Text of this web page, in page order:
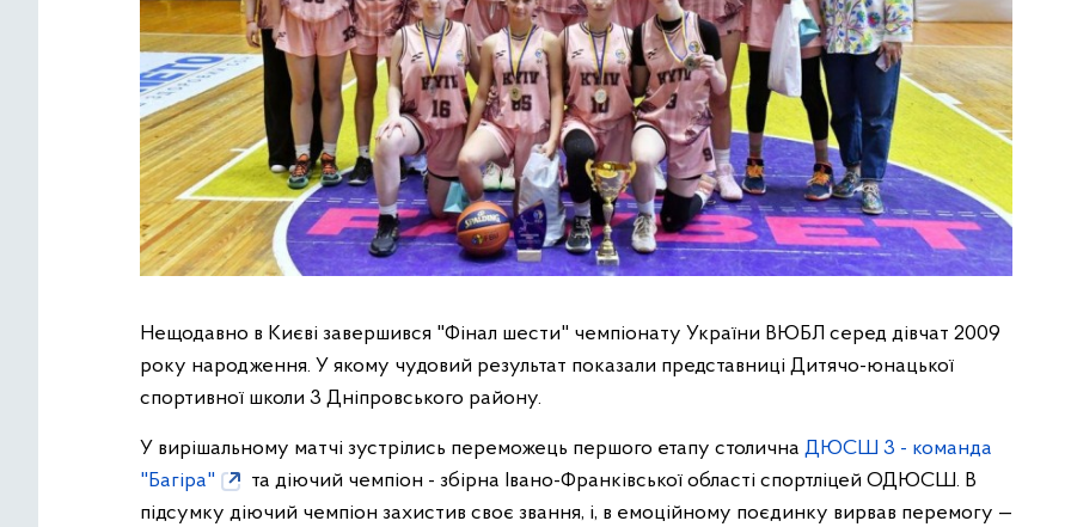
Нещодавно в Києві завершився "Фінал шести" чемпіонату України ВЮБЛ серед дівчат 2009
року народження. У якому чудовий результат показали представниці Дитячо-юнацької
спортивної школи 3 Дніпровського району.
У вирішальному матчі зустрілись переможець першого етапу столична ДЮСШ 3 - команда
"Багіра"
та діючий чемпіон - збірна Івано-Франківської області спортліцей ОДЮСШ. В
підсумку діючий чемпіон захистив своє звання, і, в емоційному поєдинку вирвав перемогу —